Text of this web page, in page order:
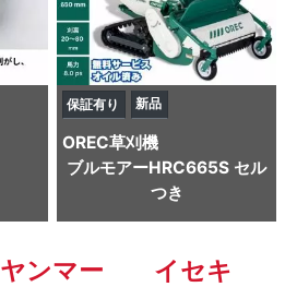
保証有り 新品
OREC草刈機
ブルモアーHRC665S セル
つき
ヤンマー
イセキ